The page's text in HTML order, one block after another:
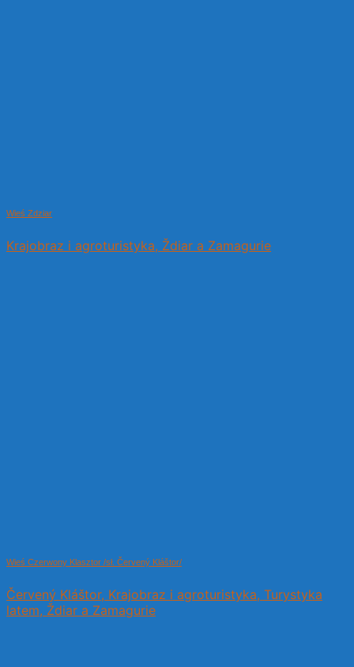
Wieś Zdziar
Krajobraz i agroturistyka, Ždiar a Zamagurie
Wieś Czerwony Klasztor /sł. Červený Kláštor/
Červený Kláštor, Krajobraz i agroturistyka, Turystyka
latem, Ždiar a Zamagurie